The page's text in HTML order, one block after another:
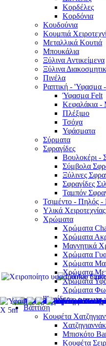
Κορδέλες
Κορδόνια
Κουδούνια
Κουμπιά
Μεταλλικά Κουτιά
Μπουκάλια
Ξύλινα Αντικείμενα
Ξύλινα
Πινέλα
Ραπτική - 'Υφασμα
Ύφασμα Felt
Κεφαλάκια -
Πλέξιμο
Τσόχα
Υφάσματα
Σύρματα
Σφραγίδες
Βουλοκέρι -
Σύμβολα
Ξύλινες
Σφραγίδες
Ταμπόν
Τσιμέντο - Πηλός -
Υλικά Χειροτεχνίας
Χρώματα
Χρώματα
Χρώματα
Μαγνητικά
Χρώματα
Χρώματα
Χρώματα
Χρώματα
Χρώματα
Ψηφίδες
Βάπτιση
Κουφέτα
Μπισκότο
Κουφέτα